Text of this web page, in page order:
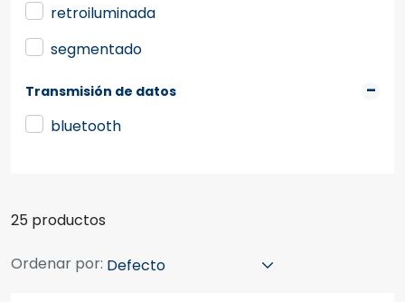
retroiluminada
segmentado
Transmisión de datos
bluetooth
25 productos
Ordenar por: